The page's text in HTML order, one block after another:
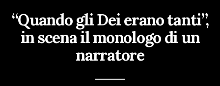
“Quando gli Dei erano tanti”,
in scena il monologo di un
narratore